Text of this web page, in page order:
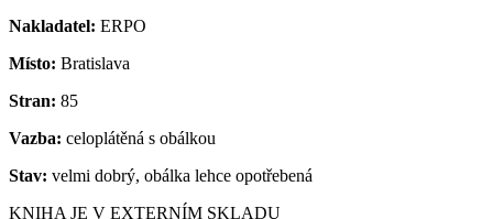
Nakladatel: ERPO
Místo: Bratislava
Stran: 85
Vazba: celoplátěná s obálkou
Stav: velmi dobrý, obálka lehce opotřebená
KNIHA JE V EXTERNÍM SKLADU